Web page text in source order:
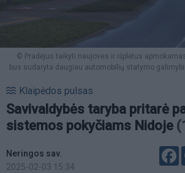
© Pradėjus taikyti naujoves ir išplėtus
bus sudaryta daugiau automobilių statymo
Klaipėdos pulsas
Savivaldybės taryba pritarė
sistemos pokyčiams Nidoje
Neringos sav.
2025-02-03 15:34